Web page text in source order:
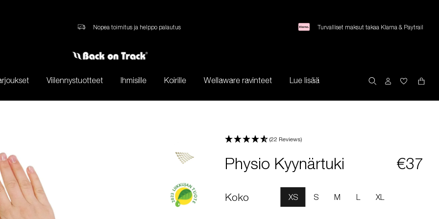
Nopea toimitus ja helppo palautus Turvalliset maksut takaa Klarna & Paytrail
Viilennystuotteet Ihmisille Koirille Wellaware ravinteet Lue lisää
(22 Reviews)
Physio Kyynärtuki €37
Koko XS S M L XL